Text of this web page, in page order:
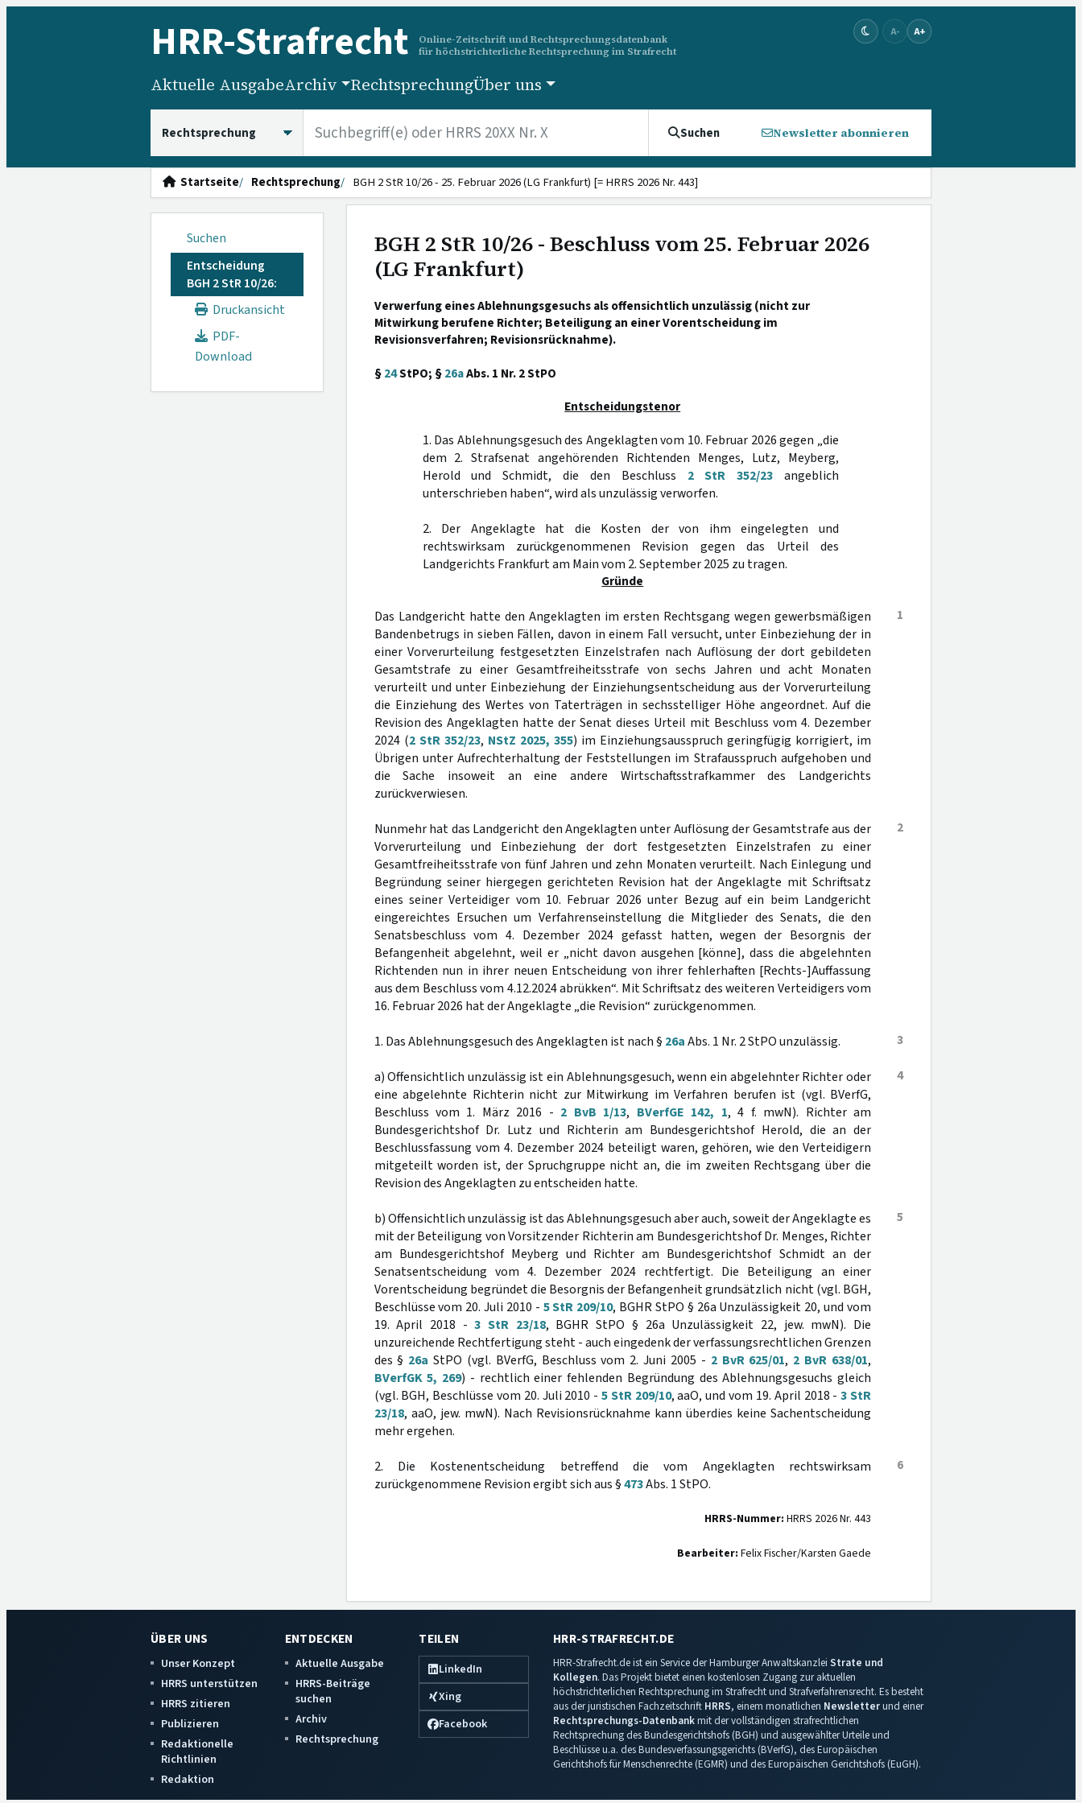
HRR-Strafrecht
Online-Zeitschrift und Rechtsprechungsdatenbank
für höchstrichterliche Rechtsprechung im Strafrecht
A- A+
Aktuelle AusgabeArchiv RechtsprechungÜber uns
Suchen Newsletter abonnieren
Startseite Rechtsprechung BGH 2 StR 10/26 - 25. Februar 2026 (LG Frankfurt) [= HRRS 2026 Nr. 443]
Suchen
Entscheidung
BGH 2 StR 10/26:
Druckansicht
PDF-
Download
BGH 2 StR 10/26 - Beschluss vom 25. Februar 2026
(LG Frankfurt)
Verwerfung eines Ablehnungsgesuchs als offensichtlich unzulässig (nicht zur
Mitwirkung berufene Richter; Beteiligung an einer Vorentscheidung im
Revisionsverfahren; Revisionsrücknahme).
§24StPO; §26aAbs. 1 Nr. 2 StPO
Entscheidungstenor
1. Das Ablehnungsgesuch des Angeklagten vom 10. Februar 2026 gegen „die
dem 2. Strafsenat angehörenden Richtenden Menges, Lutz, Meyberg,
Herold und Schmidt, die den Beschluss 2 StR 352/23 angeblich
unterschrieben haben“, wird als unzulässig verworfen.
2. Der Angeklagte hat die Kosten der von ihm eingelegten und
rechtswirksam zurückgenommenen Revision gegen das Urteil des
Landgerichts Frankfurt am Main vom 2. September 2025 zu tragen.
Gründe
1
Das Landgericht hatte den Angeklagten im ersten Rechtsgang wegen gewerbsmäßigen
Bandenbetrugs in sieben Fällen, davon in einem Fall versucht, unter Einbeziehung der in
einer Vorverurteilung festgesetzten Einzelstrafen nach Auflösung der dort gebildeten
Gesamtstrafe zu einer Gesamtfreiheitsstrafe von sechs Jahren und acht Monaten
verurteilt und unter Einbeziehung der Einziehungsentscheidung aus der Vorverurteilung
die Einziehung des Wertes von Taterträgen in sechsstelliger Höhe angeordnet. Auf die
Revision des Angeklagten hatte der Senat dieses Urteil mit Beschluss vom 4. Dezember
2024 (2 StR 352/23, NStZ 2025, 355) im Einziehungsausspruch geringfügig korrigiert, im
Übrigen unter Aufrechterhaltung der Feststellungen im Strafausspruch aufgehoben und
die Sache insoweit an eine andere Wirtschaftsstrafkammer des Landgerichts
zurückverwiesen.
2
Nunmehr hat das Landgericht den Angeklagten unter Auflösung der Gesamtstrafe aus der
Vorverurteilung und Einbeziehung der dort festgesetzten Einzelstrafen zu einer
Gesamtfreiheitsstrafe von fünf Jahren und zehn Monaten verurteilt. Nach Einlegung und
Begründung seiner hiergegen gerichteten Revision hat der Angeklagte mit Schriftsatz
eines seiner Verteidiger vom 10. Februar 2026 unter Bezug auf ein beim Landgericht
eingereichtes Ersuchen um Verfahrenseinstellung die Mitglieder des Senats, die den
Senatsbeschluss vom 4. Dezember 2024 gefasst hatten, wegen der Besorgnis der
Befangenheit abgelehnt, weil er „nicht davon ausgehen [könne], dass die abgelehnten
Richtenden nun in ihrer neuen Entscheidung von ihrer fehlerhaften [Rechts-]Auffassung
aus dem Beschluss vom 4.12.2024 abrükken“. Mit Schriftsatz des weiteren Verteidigers vom
16. Februar 2026 hat der Angeklagte „die Revision“ zurückgenommen.
3
1. Das Ablehnungsgesuch des Angeklagten ist nach § 26aAbs. 1 Nr. 2 StPO unzulässig.
4
a) Offensichtlich unzulässig ist ein Ablehnungsgesuch, wenn ein abgelehnter Richter oder
eine abgelehnte Richterin nicht zur Mitwirkung im Verfahren berufen ist (vgl. BVerfG,
Beschluss vom 1. März 2016 - 2 BvB 1/13, BVerfGE 142, 1, 4 f. mwN). Richter am
Bundesgerichtshof Dr. Lutz und Richterin am Bundesgerichtshof Herold, die an der
Beschlussfassung vom 4. Dezember 2024 beteiligt waren, gehören, wie den Verteidigern
mitgeteilt worden ist, der Spruchgruppe nicht an, die im zweiten Rechtsgang über die
Revision des Angeklagten zu entscheiden hatte.
5
b) Offensichtlich unzulässig ist das Ablehnungsgesuch aber auch, soweit der Angeklagte es
mit der Beteiligung von Vorsitzender Richterin am Bundesgerichtshof Dr. Menges, Richter
am Bundesgerichtshof Meyberg und Richter am Bundesgerichtshof Schmidt an der
Senatsentscheidung vom 4. Dezember 2024 rechtfertigt. Die Beteiligung an einer
Vorentscheidung begründet die Besorgnis der Befangenheit grundsätzlich nicht (vgl. BGH,
Beschlüsse vom 20. Juli 2010 - 5 StR 209/10, BGHR StPO § 26a Unzulässigkeit 20, und vom
19. April 2018 -3 StR 23/18, BGHR StPO § 26a Unzulässigkeit 22, jew. mwN). Die
unzureichende Rechtfertigung steht - auch eingedenk der verfassungsrechtlichen Grenzen
des § 26a StPO (vgl. BVerfG, Beschluss vom 2. Juni 2005 - 2 BvR 625/01, 2 BvR 638/01,
BVerfGK 5, 269) - rechtlich einer fehlenden Begründung des Ablehnungsgesuchs gleich
(vgl. BGH, Beschlüsse vom 20. Juli 2010 -5 StR 209/10, aaO, und vom 19. April 2018 -3 StR
23/18, aaO, jew. mwN). Nach Revisionsrücknahme kann überdies keine Sachentscheidung
mehr ergehen.
6
2. Die Kostenentscheidung betreffend die vom Angeklagten rechtswirksam
zurückgenommene Revision ergibt sich aus §473Abs. 1 StPO.
HRRS-Nummer: HRRS 2026 Nr. 443
Bearbeiter: Felix Fischer/Karsten Gaede
ÜBER UNS
Unser Konzept
HRRS unterstützen
HRRS zitieren
Publizieren
Redaktionelle
Richtlinien
Redaktion
ENTDECKEN
Aktuelle Ausgabe
HRRS-Beiträge
suchen
Archiv
Rechtsprechung
TEILEN
LinkedIn
Xing
Facebook
HRR-STRAFRECHT.DE
HRR-Strafrecht.de ist ein Service der Hamburger Anwaltskanzlei Strate und
Kollegen. Das Projekt bietet einen kostenlosen Zugang zur aktuellen
höchstrichterlichen Rechtsprechung im Strafrecht und Strafverfahrensrecht. Es besteht
aus der juristischen Fachzeitschrift HRRS, einem monatlichen Newsletterund einer
Rechtsprechungs-Datenbankmit der vollständigen strafrechtlichen
Rechtsprechung des Bundesgerichtshofs (BGH) und ausgewählter Urteile und
Beschlüsse u.a. des Bundesverfassungsgerichts (BVerfG), des Europäischen
Gerichtshofs für Menschenrechte (EGMR) und des Europäischen Gerichtshofs (EuGH).